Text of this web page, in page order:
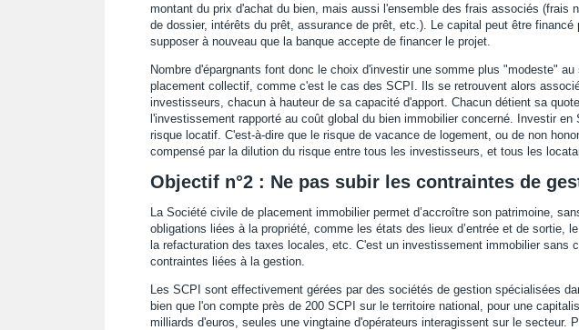
montant du prix d'achat du bien, mais aussi l'ensemble des frais associés (frais
de dossier, intérêts du prêt, assurance de prêt, etc.). Le capital peut être financé
supposer à nouveau que la banque accepte de financer le projet.
Nombre d'épargnants font donc le choix d'investir une somme plus "modeste" au
placement collectif, comme c'est le cas des SCPI. Ils se retrouvent alors
investisseurs, chacun à hauteur de sa capacité d'apport. Chacun détient sa
l'investissement rapporté au coût global du bien immobilier concerné. Investir
risque locatif. C'est-à-dire que le risque de vacance de logement, ou de non
compensé par la dilution du risque entre tous les investisseurs, et tous les
Objectif n°2 : Ne pas subir les contraintes de
La Société civile de placement immobilier permet d’accroître son patrimoine,
obligations liées à la propriété, comme les états des lieux d’entrée et de sortie,
la refacturation des taxes locales, etc. C'est un investissement immobilier sans
contraintes liées à la gestion.
Les SCPI sont effectivement gérées par des sociétés de gestion spécialisées
bien que l'on compte près de 200 SCPI sur le territoire national, pour une
milliards d'euros, seules une vingtaine d'opérateurs interagissent sur le secteur.